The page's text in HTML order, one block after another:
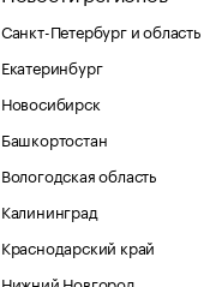
Санкт-Петербург и область
Екатеринбург
Новосибирск
Башкортостан
Вологодская область
Калининград
Краснодарский край
Нижний Новгород